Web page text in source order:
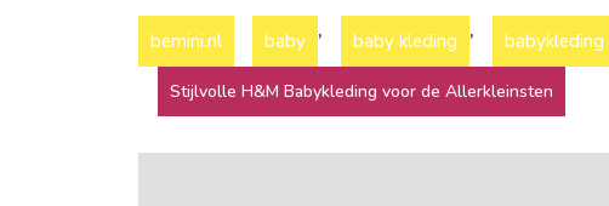
bemini.nl baby , baby kleding , babykleding
Stijlvolle H&M Babykleding voor de Allerkleinsten